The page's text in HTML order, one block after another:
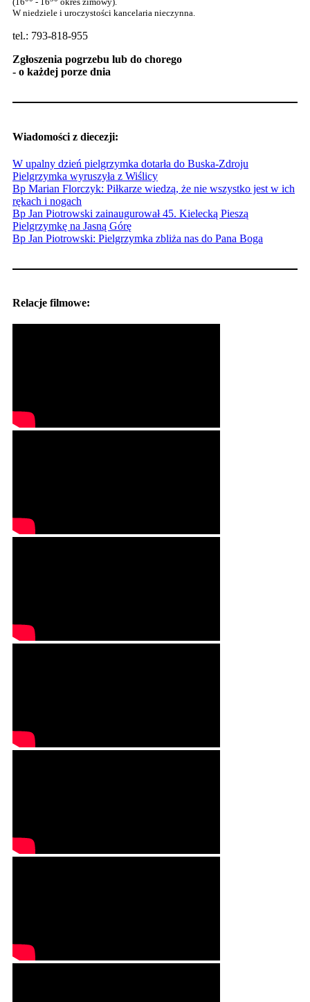
W niedziele i uroczystości kancelaria nieczynna.
tel.: 793-818-955
Zgłoszenia pogrzebu lub do chorego
- o każdej porze dnia
Wiadomości z diecezji:
W upalny dzień pielgrzymka dotarła do Buska-Zdroju
Pielgrzymka wyruszyła z Wiślicy
Bp Marian Florczyk: Piłkarze wiedzą, że nie wszystko jest w ich
rękach i nogach
Bp Jan Piotrowski zainaugurował 45. Kielecką Pieszą
Pielgrzymkę na Jasną Górę
Bp Jan Piotrowski: Pielgrzymka zbliża nas do Pana Boga
Relacje filmowe: